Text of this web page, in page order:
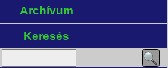
Archívum
Keresés